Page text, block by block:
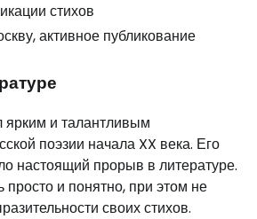
стихов
активное публикование
и талантливым
поэзии начала XX века. Его
настоящий прорыв в литературе.
просто и понятно, при этом не
своих стихов.